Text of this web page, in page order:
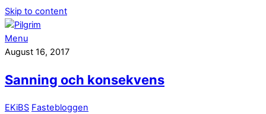
Skip to content
Menu
August 16, 2017
Sanning och konsekvens
EKiBS Fastebloggen